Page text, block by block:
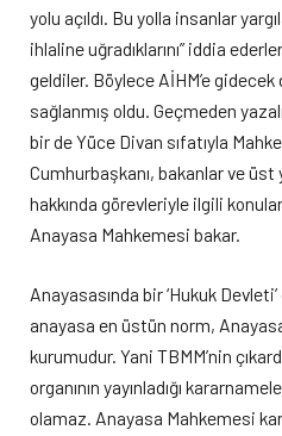
yolu açıldı. Bu yolla insanlar
ihlaline uğradıklarını” iddia
geldiler. Böylece AİHM’e gidecek
sağlanmış oldu. Geçmeden
bir de Yüce Divan sıfatıyla
Cumhurbaşkanı, bakanlar ve üst
hakkında görevleriyle ilgili
Anayasa Mahkemesi bakar.
Anayasasında bir ‘Hukuk
anayasa en üstün norm,
kurumudur. Yani TBMM’nin
organının yayınladığı
olamaz. Anayasa Mahkemesi